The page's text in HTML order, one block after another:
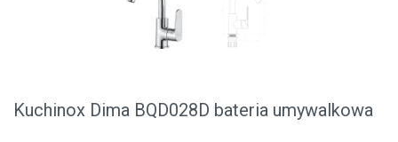
Kuchinox Dima BQD028D bateria umywalkowa